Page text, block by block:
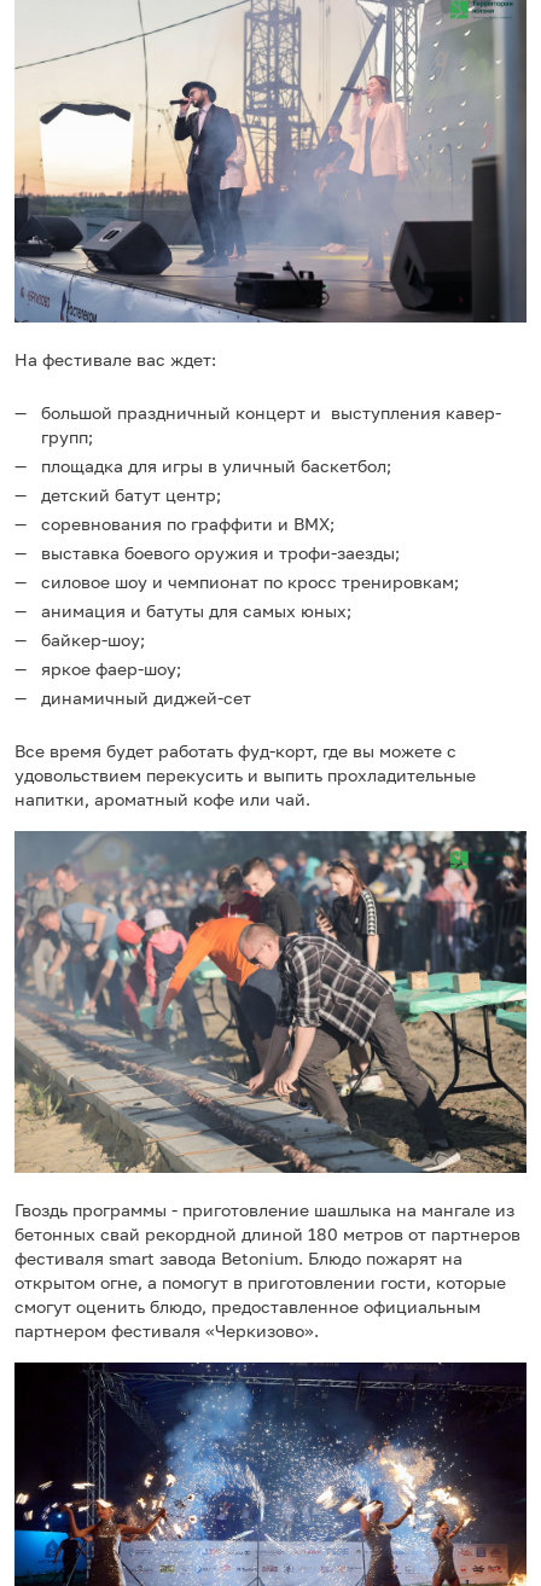
На фестивале вас ждет:
большой праздничный концерт и выступления кавер-
групп;
площадка для игры в уличный баскетбол;
детский батут центр;
соревнования по граффити и BMX;
выставка боевого оружия и трофи-заезды;
силовое шоу и чемпионат по кросс тренировкам;
анимация и батуты для самых юных;
байкер-шоу;
яркое фаер-шоу;
динамичный диджей-сет
Все время будет работать фуд-корт, где вы можете с
удовольствием перекусить и выпить прохладительные
напитки, ароматный кофе или чай.
Гвоздь программы - приготовление шашлыка на мангале из
бетонных свай рекордной длиной 180 метров от партнеров
фестиваля smart завода Betonium. Блюдо пожарят на
открытом огне, а помогут в приготовлении гости, которые
смогут оценить блюдо, предоставленное официальным
партнером фестиваля «Черкизово».